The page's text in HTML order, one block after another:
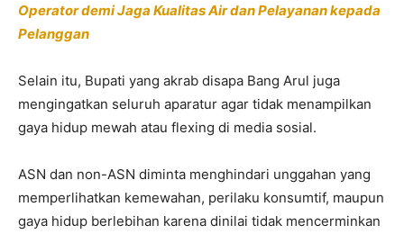
Operator demi Jaga Kualitas Air dan Pelayanan kepada
Pelanggan
Selain itu, Bupati yang akrab disapa Bang Arul juga
mengingatkan seluruh aparatur agar tidak menampilkan
gaya hidup mewah atau flexing di media sosial.
ASN dan non-ASN diminta menghindari unggahan yang
memperlihatkan kemewahan, perilaku konsumtif, maupun
gaya hidup berlebihan karena dinilai tidak mencerminkan